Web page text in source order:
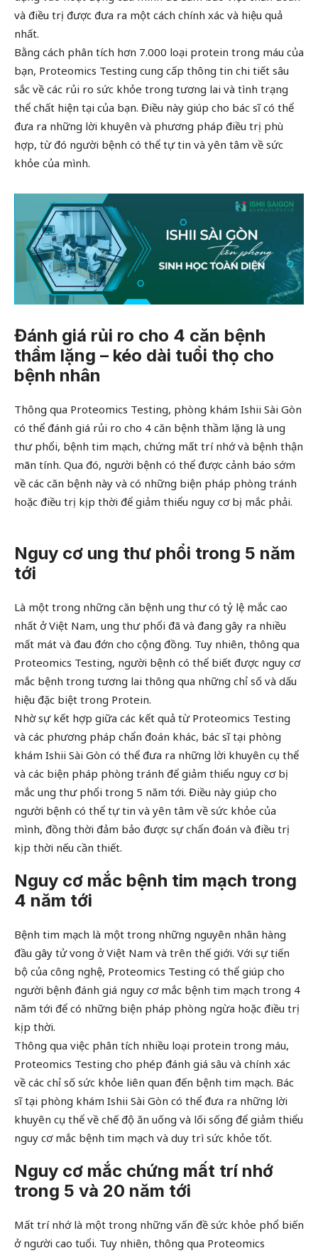
và điều trị được đưa ra một cách chính xác và hiệu quả
nhất.
Bằng cách phân tích hơn 7.000 loại protein trong máu của
bạn, Proteomics Testing cung cấp thông tin chi tiết sâu
sắc về các rủi ro sức khỏe trong tương lai và tình trạng
thể chất hiện tại của bạn. Điều này giúp cho bác sĩ có thể
đưa ra những lời khuyên và phương pháp điều trị phù
hợp, từ đó người bệnh có thể tự tin và yên tâm về sức
khỏe của mình.
Đánh giá rủi ro cho 4 căn bệnh
thầm lặng – kéo dài tuổi thọ cho
bệnh nhân
Thông qua Proteomics Testing, phòng khám Ishii Sài Gòn
có thể đánh giá rủi ro cho 4 căn bệnh thầm lặng là ung
thư phổi, bệnh tim mạch, chứng mất trí nhớ và bệnh thận
mãn tính. Qua đó, người bệnh có thể được cảnh báo sớm
về các căn bệnh này và có những biện pháp phòng tránh
hoặc điều trị kịp thời để giảm thiểu nguy cơ bị mắc phải.
Nguy cơ ung thư phổi trong 5 năm
tới
Là một trong những căn bệnh ung thư có tỷ lệ mắc cao
nhất ở Việt Nam, ung thư phổi đã và đang gây ra nhiều
mất mát và đau đớn cho cộng đồng. Tuy nhiên, thông qua
Proteomics Testing, người bệnh có thể biết được nguy cơ
mắc bệnh trong tương lai thông qua những chỉ số và dấu
hiệu đặc biệt trong Protein.
Nhờ sự kết hợp giữa các kết quả từ Proteomics Testing
và các phương pháp chẩn đoán khác, bác sĩ tại phòng
khám Ishii Sài Gòn có thể đưa ra những lời khuyên cụ thể
và các biện pháp phòng tránh để giảm thiểu nguy cơ bị
mắc ung thư phổi trong 5 năm tới. Điều này giúp cho
người bệnh có thể tự tin và yên tâm về sức khỏe của
mình, đồng thời đảm bảo được sự chẩn đoán và điều trị
kịp thời nếu cần thiết.
Nguy cơ mắc bệnh tim mạch trong
4 năm tới
Bệnh tim mạch là một trong những nguyên nhân hàng
đầu gây tử vong ở Việt Nam và trên thế giới. Với sự tiến
bộ của công nghệ, Proteomics Testing có thể giúp cho
người bệnh đánh giá nguy cơ mắc bệnh tim mạch trong 4
năm tới để có những biện pháp phòng ngừa hoặc điều trị
kịp thời.
Thông qua việc phân tích nhiều loại protein trong máu,
Proteomics Testing cho phép đánh giá sâu và chính xác
về các chỉ số sức khỏe liên quan đến bệnh tim mạch. Bác
sĩ tại phòng khám Ishii Sài Gòn có thể đưa ra những lời
khuyên cụ thể về chế độ ăn uống và lối sống để giảm thiểu
nguy cơ mắc bệnh tim mạch và duy trì sức khỏe tốt.
Nguy cơ mắc chứng mất trí nhớ
trong 5 và 20 năm tới
Mất trí nhớ là một trong những vấn đề sức khỏe phổ biến
ở người cao tuổi. Tuy nhiên, thông qua Proteomics